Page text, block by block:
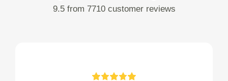
9.5 from 7710 customer reviews